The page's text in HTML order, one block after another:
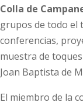
Colla de
grupos de todo el
conferencias,
muestra de
Joan Baptista de
El miembro de la